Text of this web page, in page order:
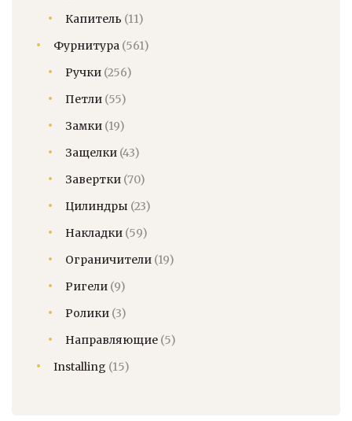
Капитель (11)
Фурнитура (561)
Ручки (256)
Петли (55)
Замки (19)
Защелки (43)
Завертки (70)
Цилиндры (23)
Накладки (59)
Ограничители (19)
Ригели (9)
Ролики (3)
Направляющие (5)
Installing (15)